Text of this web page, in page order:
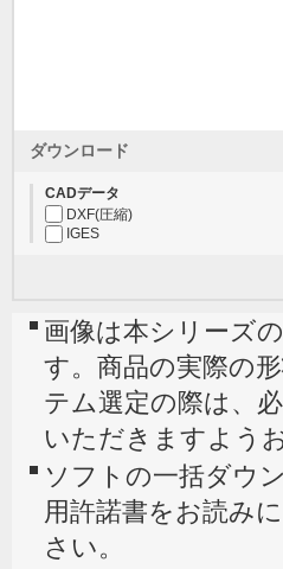
ダウンロード
CADデータ
DXF(圧縮)
IGES
画像は本シリーズ
す。商品の実際の
テム選定の際は、
いただきますよう
ソフトの一括ダウ
用許諾書をお読み
さい。